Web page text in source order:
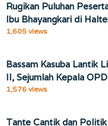
Rugikan Puluhan
Ibu Bhayangkari di
1,605 views
Bassam Kasuba Lantik
II, Sejumlah Kepala
1,576 views
Tante Cantik dan Politik